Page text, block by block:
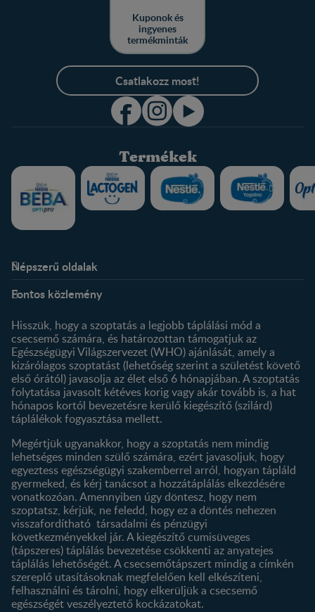
Kuponok és
ingyenes
termékminták
Csatlakozz most!
Termékek
Népszerű oldalak
Kapcsolat
Történetünk
Profilom
Termékeink
Termék kereső
Fontos közlemény
Hisszük, hogy a szoptatás a legjobb táplálási mód a
csecsemő számára, és határozottan támogatjuk az
Egészségügyi Világszervezet (WHO) ajánlását, amely a
kizárólagos szoptatást (lehetőség szerint a születést követő
első órától) javasolja az élet első 6 hónapjában. A szoptatás
folytatása javasolt kétéves korig vagy akár tovább is, a hat
hónapos kortól bevezetésre kerülő kiegészítő (szilárd)
táplálékok fogyasztása mellett.
Megértjük ugyanakkor, hogy a szoptatás nem mindig
lehetséges minden szülő számára, ezért javasoljuk, hogy
egyeztess egészségügyi szakemberrel arról, hogyan tápláld
gyermeked, és kérj tanácsot a hozzátáplálás elkezdésére
vonatkozóan. Amennyiben úgy döntesz, hogy nem
szoptatsz, kérjük, ne feledd, hogy ez a döntés nehezen
visszafordítható társadalmi és pénzügyi
következményekkel jár. A kiegészítő cumisüveges
(tápszeres) táplálás bevezetése csökkenti az anyatejes
táplálás lehetőségét. A csecsemőtápszert mindig a címkén
szereplő utasításoknak megfelelően kell elkészíteni,
felhasználni és tárolni, hogy elkerüljük a csecsemő
egészségét veszélyeztető kockázatokat.